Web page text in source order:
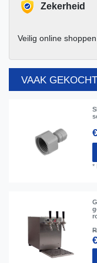
Zekerheid
Veilig online
VAAK
*